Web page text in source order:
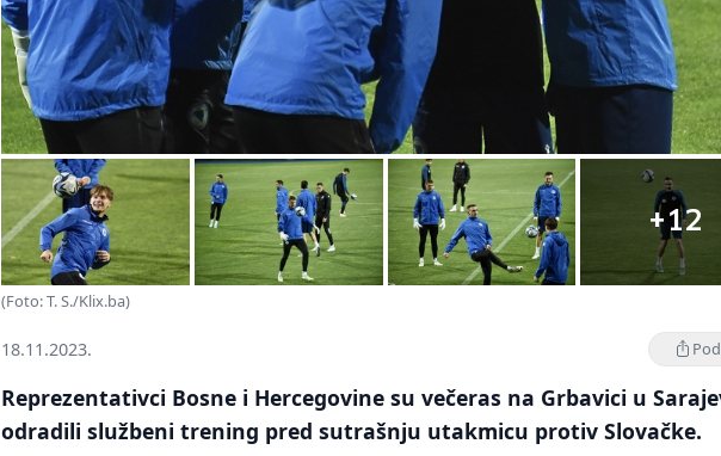
+12
(Foto: T. S./Klix.ba)
18.11.2023.
Reprezentativci Bosne i Hercegovine su večeras na Grbavici u
odradili službeni trening pred sutrašnju utakmicu protiv Slovačke.